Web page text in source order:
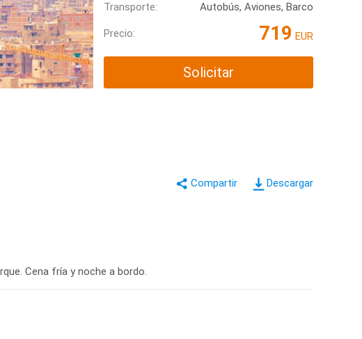
Transporte:
Autobús, Aviones, Barco
Precio: 719 EUR
Solicitar
Descargar
Cena fría y noche a bordo.